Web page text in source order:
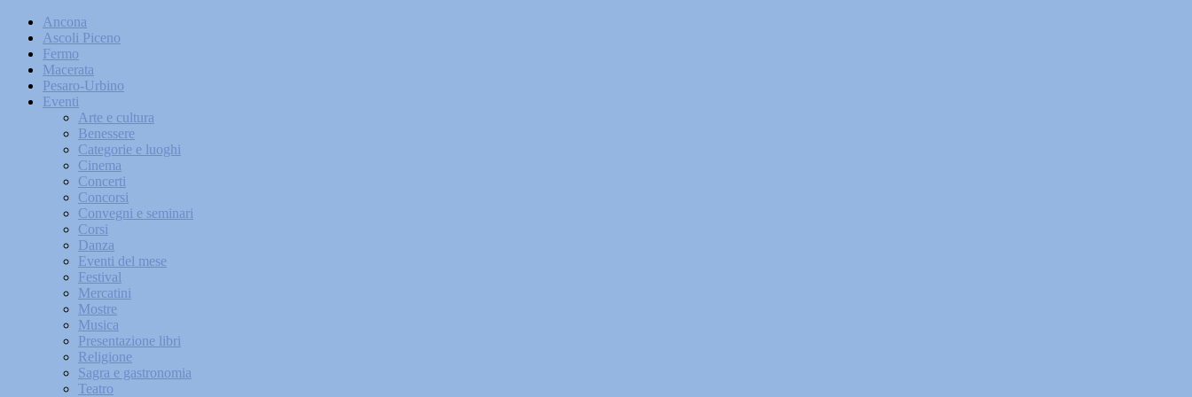
Ancona
Ascoli Piceno
Fermo
Macerata
Pesaro-Urbino
Eventi
Arte e cultura
Benessere
Categorie e luoghi
Cinema
Concerti
Concorsi
Convegni e seminari
Corsi
Danza
Eventi del mese
Festival
Mercatini
Mostre
Musica
Presentazione libri
Religione
Sagra e gastronomia
Teatro